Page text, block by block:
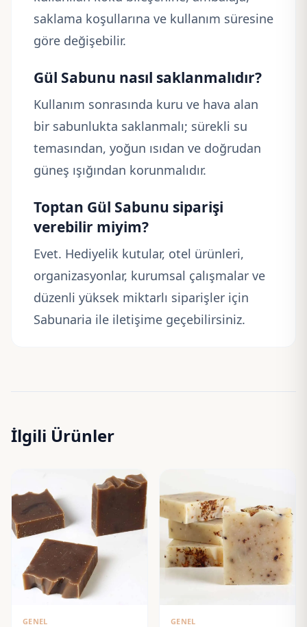
saklama koşullarına ve kullanım süresine
göre değişebilir.
Gül Sabunu nasıl saklanmalıdır?
Kullanım sonrasında kuru ve hava alan
bir sabunlukta saklanmalı; sürekli su
temasından, yoğun ısıdan ve doğrudan
güneş ışığından korunmalıdır.
Toptan Gül Sabunu siparişi
verebilir miyim?
Evet. Hediyelik kutular, otel ürünleri,
organizasyonlar, kurumsal çalışmalar ve
düzenli yüksek miktarlı siparişler için
Sabunaria ile iletişime geçebilirsiniz.
İlgili Ürünler
GENEL GENEL